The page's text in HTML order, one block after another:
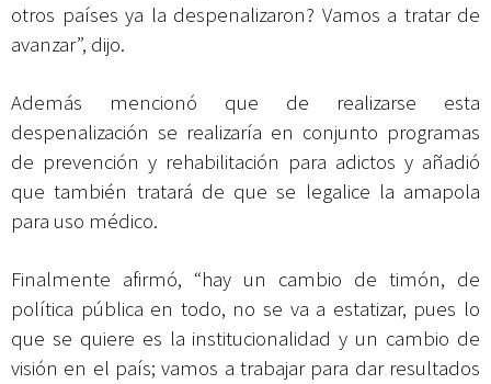
otros países ya la despenalizaron? Vamos a tratar de
avanzar”, dijo.
Además mencionó que de realizarse esta
despenalización se realizaría en conjunto programas
de prevención y rehabilitación para adictos y añadió
que también tratará de que se legalice la amapola
para uso médico.
Finalmente afirmó, “hay un cambio de timón, de
política pública en todo, no se va a estatizar, pues lo
que se quiere es la institucionalidad y un cambio de
visión en el país; vamos a trabajar para dar resultados